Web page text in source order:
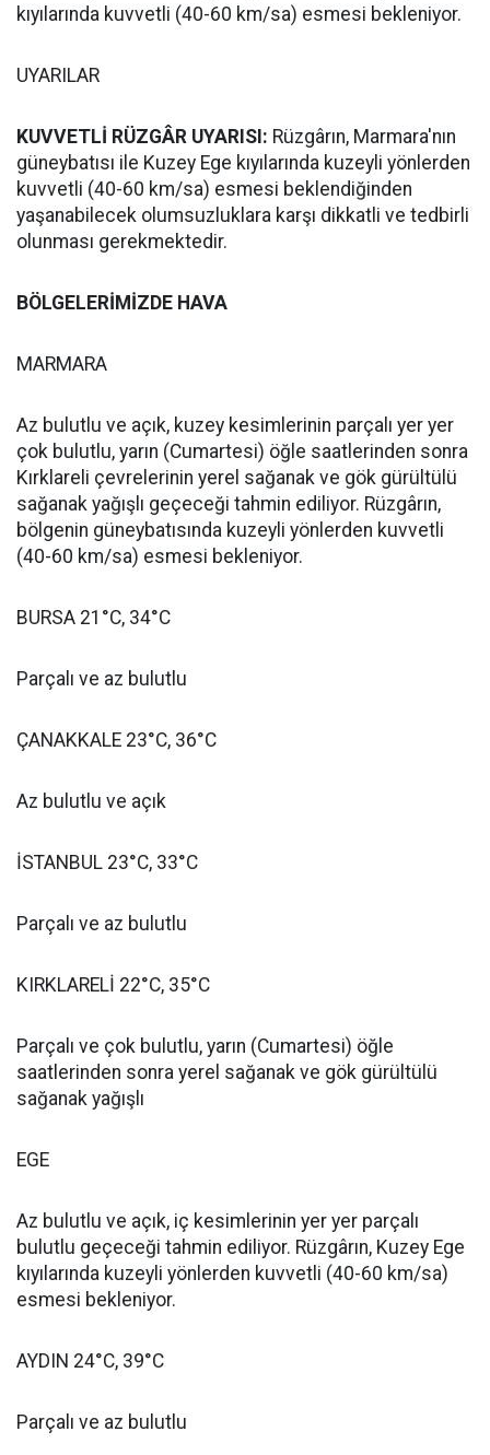
kıyılarında kuvvetli (40-60 km/sa) esmesi bekleniyor.
UYARILAR
KUVVETLİ RÜZGÂR UYARISI: Rüzgârın, Marmara'nın
güneybatısı ile Kuzey Ege kıyılarında kuzeyli yönlerden
kuvvetli (40-60 km/sa) esmesi beklendiğinden
yaşanabilecek olumsuzluklara karşı dikkatli ve tedbirli
olunması gerekmektedir.
BÖLGELERİMİZDE HAVA
MARMARA
Az bulutlu ve açık, kuzey kesimlerinin parçalı yer yer
çok bulutlu, yarın (Cumartesi) öğle saatlerinden sonra
Kırklareli çevrelerinin yerel sağanak ve gök gürültülü
sağanak yağışlı geçeceği tahmin ediliyor. Rüzgârın,
bölgenin güneybatısında kuzeyli yönlerden kuvvetli
(40-60 km/sa) esmesi bekleniyor.
BURSA 21°C, 34°C
Parçalı ve az bulutlu
ÇANAKKALE 23°C, 36°C
Az bulutlu ve açık
İSTANBUL 23°C, 33°C
Parçalı ve az bulutlu
KIRKLARELİ 22°C, 35°C
Parçalı ve çok bulutlu, yarın (Cumartesi) öğle
saatlerinden sonra yerel sağanak ve gök gürültülü
sağanak yağışlı
EGE
Az bulutlu ve açık, iç kesimlerinin yer yer parçalı
bulutlu geçeceği tahmin ediliyor. Rüzgârın, Kuzey Ege
kıyılarında kuzeyli yönlerden kuvvetli (40-60 km/sa)
esmesi bekleniyor.
AYDIN 24°C, 39°C
Parçalı ve az bulutlu